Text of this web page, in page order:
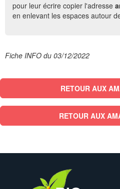
pour leur écrire copier l'adresse
en enlevant les espaces autour
Fiche INFO du 03/12/2022
RETOUR AUX
RETOUR AUX